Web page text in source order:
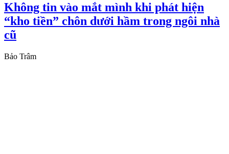
Không tin vào mắt mình khi phát hiện
“kho tiền” chôn dưới hầm trong ngôi nhà
cũ
Bảo Trâm